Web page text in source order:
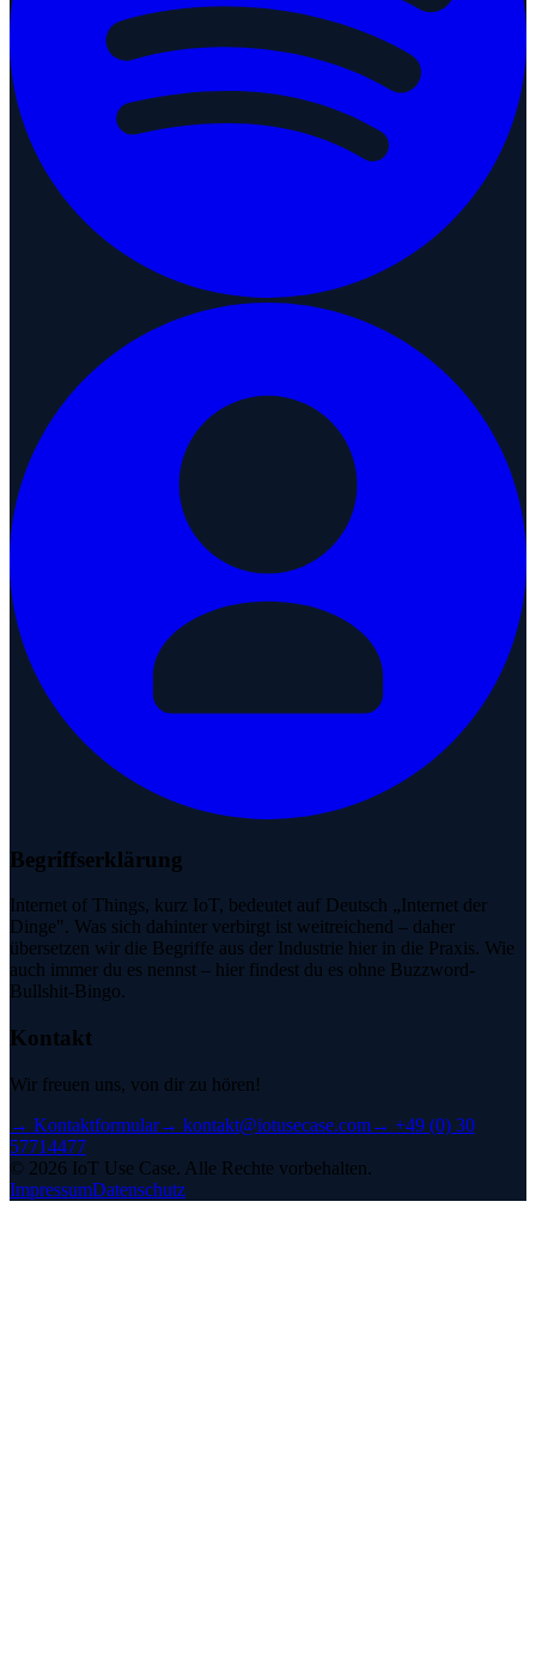
Begriffserklärung
Internet of Things, kurz IoT, bedeutet auf Deutsch „Internet der
Dinge". Was sich dahinter verbirgt ist weitreichend – daher
übersetzen wir die Begriffe aus der Industrie hier in die Praxis. Wie
auch immer du es nennst – hier findest du es ohne Buzzword-
Bullshit-Bingo.
Kontakt
Wir freuen uns, von dir zu hören!
→ Kontaktformular→ kontakt@iotusecase.com→ +49 (0) 30
57714477
© 2026 IoT Use Case. Alle Rechte vorbehalten.
ImpressumDatenschutz